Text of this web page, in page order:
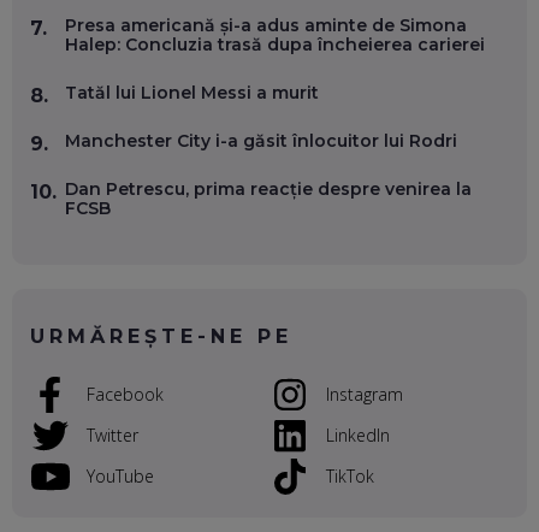
EP. 55
OLIVIU MATEI, HOLISUN: SOFTWARE DE LA CLUJ PENTRU
VERTICALE FĂRĂ PĂMÂNT
VOICU OPREAN (AROBS): CUM CONSTRUIEȘTI O COMPANIE
TA LOCALĂ - ȘI CE SĂ DAI ÎNAPOI
EP. 52
ROBERT GRAUR, FOMO: SPEAKERUL PE SCENĂ, INVITATUL
ÎN SALĂ, DAR ÎNVĂȚĂM UNII DE LA CEILALȚI. VIN JASON
DERULO, STEVEN BARTLETT ȘI ALȚI PESTE 60 DE
7.
Presa americană și-a adus aminte de Simona
Halep: Concluzia trasă dupa încheierea carierei
8. Tatăl lui Lionel Messi a murit
9. Manchester City i-a găsit înlocuitor lui Rodri
10. Dan Petrescu, prima reacție despre venirea la
FCSB
URMĂREȘTE-NE PE
Facebook
Twitter
YouTube
Instagram
LinkedIn
TikTok